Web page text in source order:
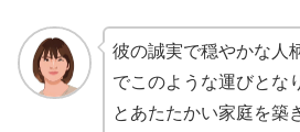
彼の誠実で穏やかな人
でこのような運びとな
とあたたかい家庭を築